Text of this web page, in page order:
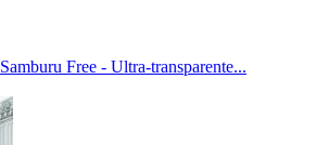
Samburu Free - Ultra-transparente...